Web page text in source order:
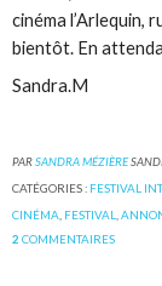
cinéma l’Arlequin,
bientôt. En
Sandra.M
PARSANDRA MÉZIÈRE
CATÉGORIES : FESTIVAL
CINÉMA FESTIVAL ,
2 COMMENTAIRES